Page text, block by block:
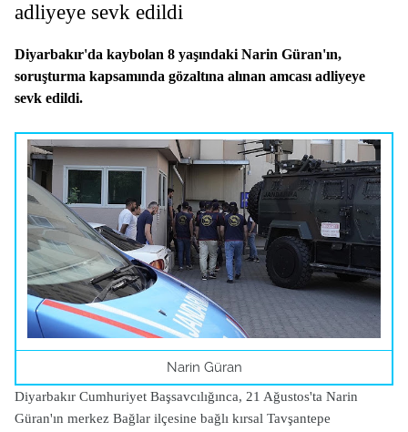
adliyeye sevk edildi
Diyarbakır'da kaybolan 8 yaşındaki Narin Güran'ın,
soruşturma kapsamında gözaltına alınan amcası adliyeye
sevk edildi.
Narin Güran
Diyarbakır Cumhuriyet Başsavcılığınca, 21 Ağustos'ta Narin
Güran'ın merkez Bağlar ilçesine bağlı kırsal Tavşantepe